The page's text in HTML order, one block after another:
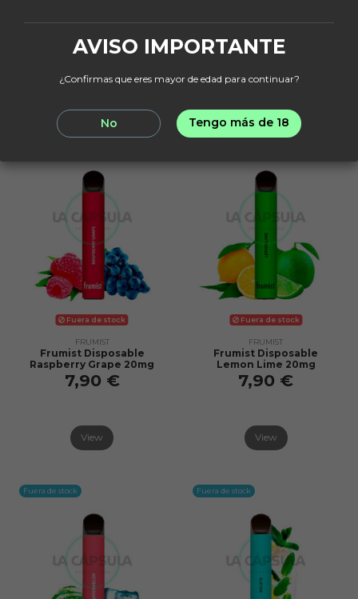
Mango 20mg
7,90 €
Grape 20mg
7,90 €
Fuera de stock
FRUMIST
Frumist Disposable
Raspberry Grape 20mg
7,90 €
View
Fuera de stock
FRUMIST
Frumist Disposable
Lemon Lime 20mg
7,90 €
View
Fuera de stock Fuera de stock
AVISO IMPORTANTE
¿Confirmas que eres mayor de edad para continuar?
No Tengo más de 18